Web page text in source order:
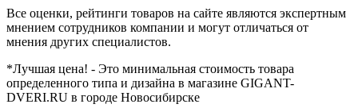
Все оценки, рейтинги товаров на сайте являются экспертным
мнением сотрудников компании и могут отличаться от
мнения других специалистов.
*Лучшая цена! - Это минимальная стоимость товара
определенного типа и дизайна в магазине GIGANT-
DVERI.RU в городе Новосибирске